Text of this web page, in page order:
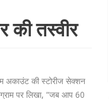
की तस्वीर
अकाउंट की स्टोरीज सेक्शन
पर लिखा, “जब आप 60